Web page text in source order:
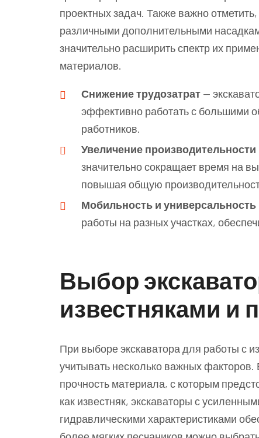
проектных задач. Также важно
различными дополнительными
значительно расширить спектр их
материалов.
Снижение трудозатрат —
эффективно работать с большими
работников.
Увеличение производительности
значительно сокращает время на
повышая общую
Мобильность и универсальность
работы на разных участках,
Выбор
известняками и
При выборе экскаватора для работы с
учитывать несколько важных
прочность материала, с которым
как известняк, экскаваторы с
гидравлическими характеристиками